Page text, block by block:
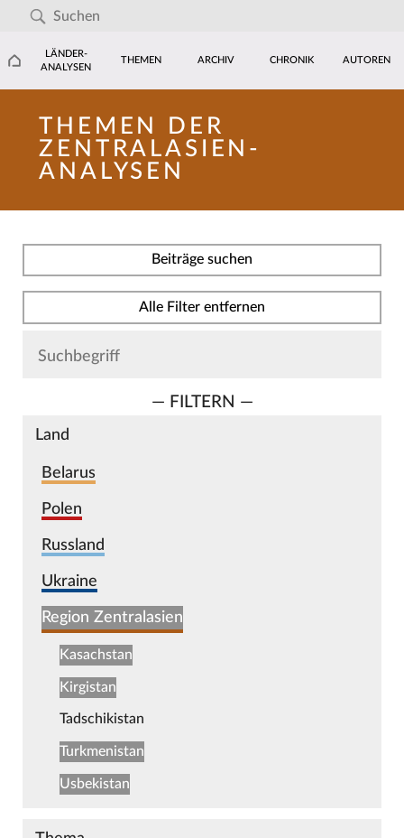
LÄNDER-
ANALYSEN
THEMEN ARCHIV CHRONIK AUTOREN
THEMEN DER
ZENTRALASIEN-
ANALYSEN
Beiträge suchen
Alle Filter entfernen
— FILTERN —
Land
Belarus
Polen
Russland
Ukraine
Region Zentralasien
Kasachstan
Kirgistan
Tadschikistan
Turkmenistan
Usbekistan